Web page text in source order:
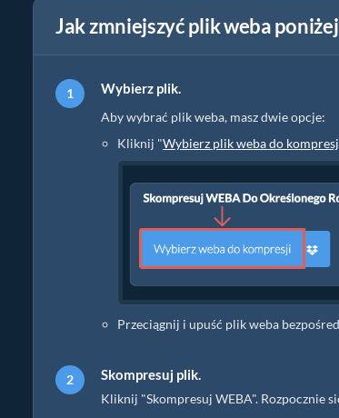
Jak zmniejszyć plik weba
Wybierz plik.
Aby wybrać plik weba, masz dwie opcje:
Kliknij "Wybierz plik weba do
Przeciągnij i upuść plik weba
Skompresuj plik.
Kliknij "Skompresuj WEBA". Rozpocznie